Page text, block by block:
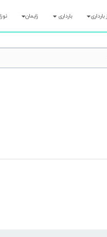
بارداری زایمان
×